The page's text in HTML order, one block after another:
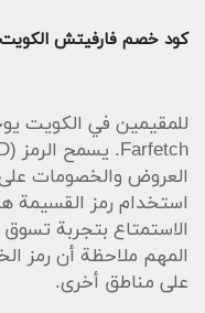
كود خصم فارفيتش الكويت farfetch kuwait
للمقيمين في الكويت
العروض والخصومات
استخدام رمز القسيمة
المهم ملاحظة أن رمز
على مناطق أخرى.